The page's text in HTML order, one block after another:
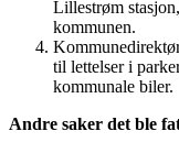
Lillestrøm
kommunen.
til lettelser i
kommunale biler.
Andre saker det ble